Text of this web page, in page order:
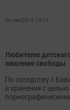
04 мая 2014, 13:10
Любителю
лишения свободы
По соседству с
и хранение с